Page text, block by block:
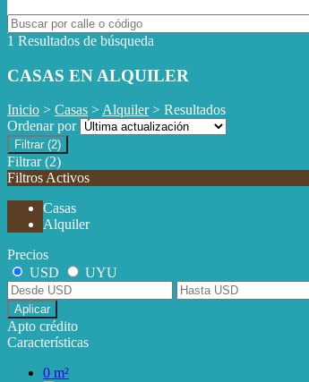
1 Resultados de búsqueda
CASAS EN ALQUILER
Inicio > Casas >Alquiler> Resultados
Ordenar por
Filtrar (2)
Filtrar (2)
Filtros Activos
Casas
Alquiler
Precios
USD
UYU
Aplicar
Apto crédito
Características
0 m²